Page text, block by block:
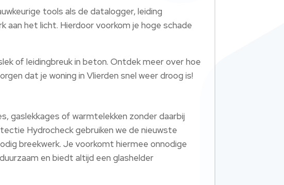
tools als de datalogger, leiding
het licht.​ Hierdoor voorkom je hoge schade
of leidingbreuk in beton.​ Ontdek meer over hoe
dat je woning in Vlierden snel weer droog is!
gaslekkages of warmtelekken zonder daarbij
Hydrocheck gebruiken we de nieuwste
breekwerk.​ Je voorkomt hiermee onnodige
en biedt altijd een glashelder